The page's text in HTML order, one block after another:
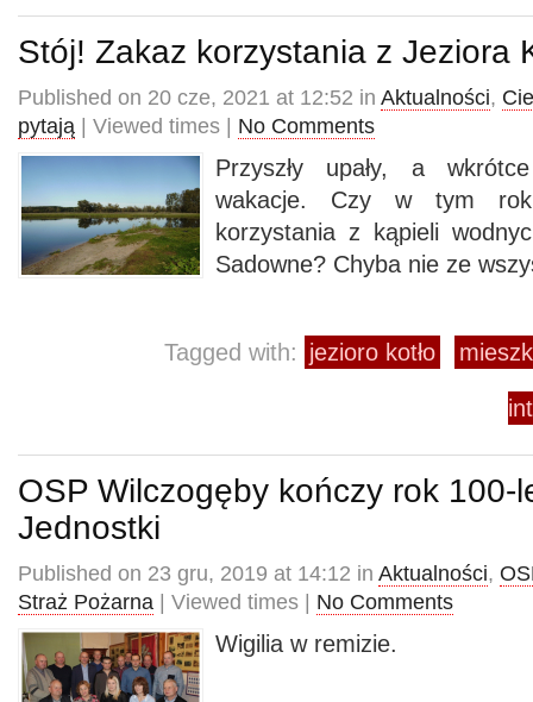
Stój! Zakaz korzystania z Jeziora
Published on 20 cze, 2021 at 12:52 in Aktualności,
pytają | Viewed times | No Comments
Przyszły upały, a
wakacje. Czy w tym
korzystania z kąpieli
Sadowne? Chyba nie ze
Tagged with: jezioro kotło
OSP Wilczogęby kończy rok 100-
Jednostki
Published on 23 gru, 2019 at 14:12 in Aktualności,
Straż Pożarna | Viewed times | No Comments
Wigilia w remizie.